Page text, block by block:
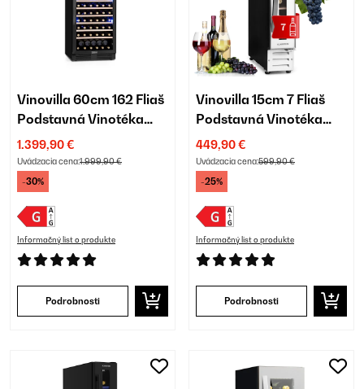
Vinovilla 60cm 162 Fliaš
Podstavná Vinotéka
Dvojzónová Čierna
1.399,90 €
Uvádzacia cena:1.999,90 €
-30%
Informačný list o produkte
Podrobnosti
Vinovilla 15cm 7 Fliaš
Podstavná Vinotéka
Jednozónová Biela
449,90 €
Uvádzacia cena:599,90 €
-25%
Informačný list o produkte
Podrobnosti